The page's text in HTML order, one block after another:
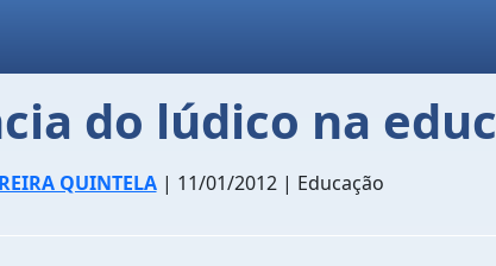
do lúdico na
QUINTELA| 11/01/2012 | Educação